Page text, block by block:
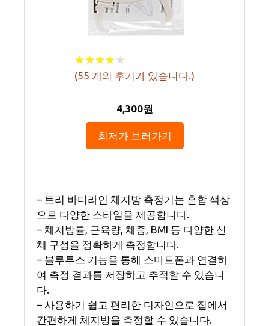
★★★★★
★★★★★
(55 개의 후기가 있습니다.)
4,300원
최저가 보러가기
– 트리 바디라인 체지방 측정기는 혼합 색상
으로 다양한 스타일을 제공합니다.
– 체지방률, 근육량, 체중, BMI 등 다양한 신
체 구성을 정확하게 측정합니다.
– 블루투스 기능을 통해 스마트폰과 연결하
여 측정 결과를 저장하고 추적할 수 있습니
다.
– 사용하기 쉽고 편리한 디자인으로 집에서
간편하게 체지방을 측정할 수 있습니다.